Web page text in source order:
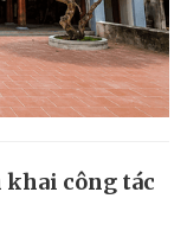
công tác